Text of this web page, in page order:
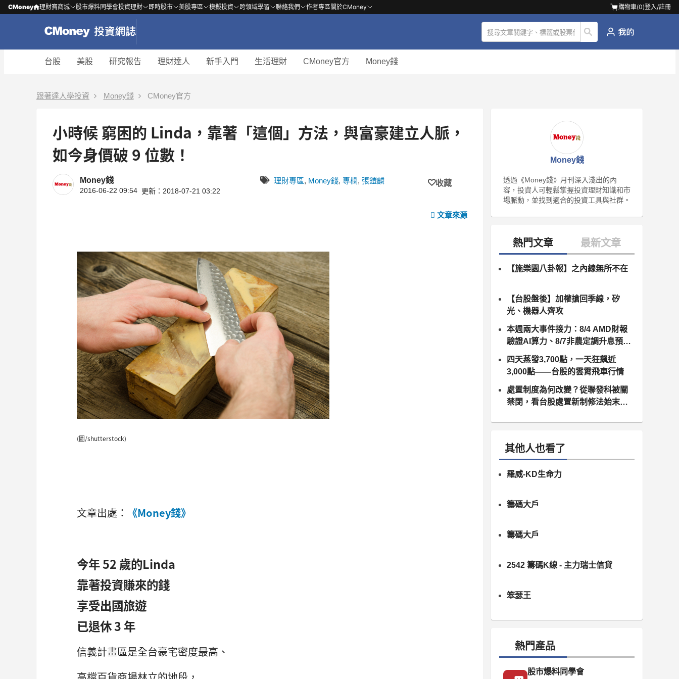
CMoney 理財寶商城 股市爆料同學會投資理財 即時股市 美股專區 模擬投資 跨領域學習 聯絡我們 作者專區關於CMoney 購物車(0)登入/註冊
台股 美股 研究報告 理財達人 新手入門 生活理財 CMoney官方 Money錢
跟著達人學投資 Money錢 CMoney官方
小時候 窮困的 Linda，靠著「這個」方法，與富豪建立人脈，
如今身價破 9 位數！
Money錢
2016-06-22 09:54 更新：2018-07-21 03:22
理財專區, Money錢, 專欄, 張鎧麟 收藏
文章來源
(圖/shutterstock)
文章出處： 《Money錢》
今年 52 歲的Linda
靠著投資賺來的錢
享受出國旅遊
已退休 3 年
信義計畫區是全台豪宅密度最高、
Money錢
透過《Money錢》月刊深入淺出的內
容，投資人可輕鬆掌握投資理財知識和市
場脈動，並找到適合的投資工具與社群。
【施樂園八卦報】之內線無所不在
【台股盤後】加權搶回季線，矽
光、機器人齊攻
本週兩大事件接力：8/4 AMD財報
驗證AI算力、8/7非農定調升息預
期，台股供應鏈誰卡位最佳？
四天蒸發3,700點，一天狂飆近
3,000點——台股的雲霄飛車行情
處置制度為何改變？從聯發科被關
禁閉，看台股處置新制修法始末（8
其他人也看了
羅威-KD生命力
籌碼大戶
籌碼大戶
2542 籌碼K線 - 主力瑞士信貸
笨瑟王
熱門產品
股市爆料同學會